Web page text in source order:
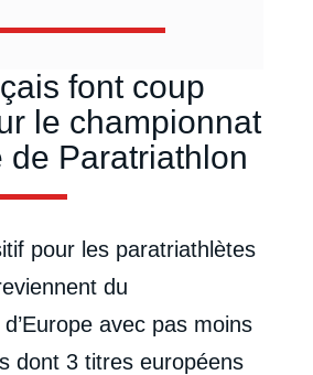
font coup
le championnat
de Paratriathlon
pour les paratriathlètes
du
avec pas moins
dont 3 titres européens